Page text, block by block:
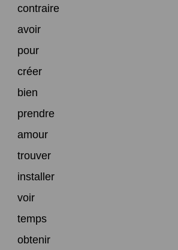
contraire
avoir
pour
créer
bien
prendre
amour
trouver
installer
voir
temps
obtenir